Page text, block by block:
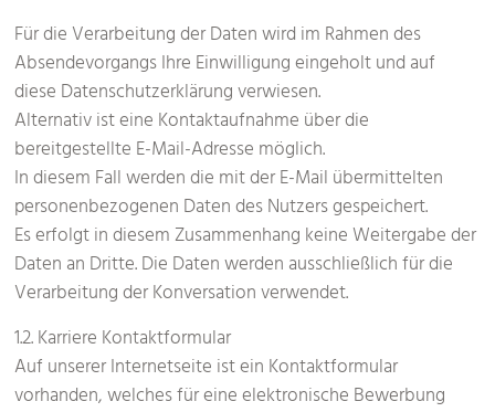
Für die Verarbeitung der Daten wird im Rahmen des
Absendevorgangs Ihre Einwilligung eingeholt und auf
diese Datenschutzerklärung verwiesen.
Alternativ ist eine Kontaktaufnahme über die
bereitgestellte E-Mail-Adresse möglich.
In diesem Fall werden die mit der E-Mail übermittelten
personenbezogenen Daten des Nutzers gespeichert.
Es erfolgt in diesem Zusammenhang keine Weitergabe der
Daten an Dritte. Die Daten werden ausschließlich für die
Verarbeitung der Konversation verwendet.
1.2. Karriere Kontaktformular
Auf unserer Internetseite ist ein Kontaktformular
vorhanden, welches für eine elektronische Bewerbung